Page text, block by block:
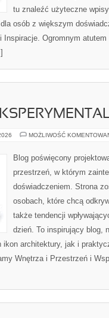
tu znaleźć użyteczne
osób z większym
Inspiracje. Ogromnym
MOŻLIWOŚĆ
Blog poświęcony
przestrzeń, w którym
doświadczeniem. Strona
osobach, które chcą
także tendencji
dzień. To inspirujący blog,
architektury, jak i
Wnętrza i Przestrzeń i